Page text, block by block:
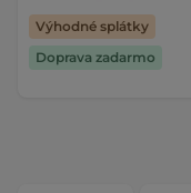
Výhodné splátky
Doprava zadarmo